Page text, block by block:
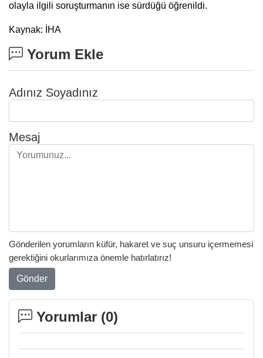
olayla ilgili soruşturmanın ise sürdüğü öğrenildi.
Kaynak: İHA
Yorum Ekle
Adınız Soyadınız
Mesaj
Gönderilen yorumların küfür, hakaret ve suç unsuru içermemesi
gerektiğini okurlarımıza önemle hatırlatırız!
Gönder
Yorumlar (0)